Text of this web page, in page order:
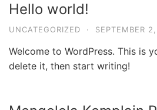
Hello world!
UNCATEGORIZED · SEPTEMBER
Welcome to WordPress. This is
delete it, then start writing!